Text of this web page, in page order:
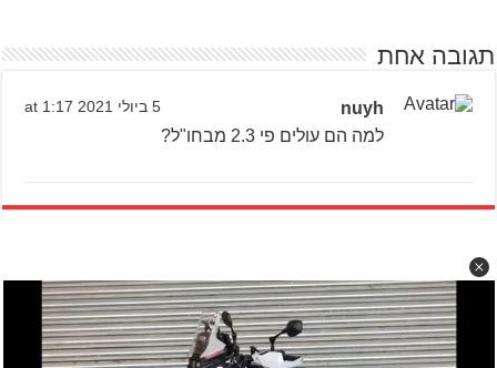
תגובה אחת
nuyh 5 ביולי 2021 at 1:17
למה הם עולים פי 2.3 מבחו"ל?